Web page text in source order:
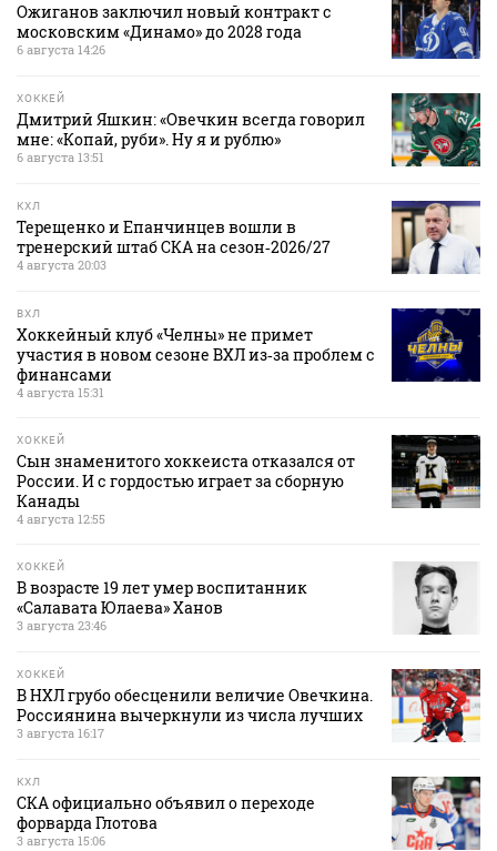
Ожиганов заключил новый контракт с
московским «Динамо» до 2028 года
6 августа 14:26
ХОККЕЙ
Дмитрий Яшкин: «Овечкин всегда говорил
мне: «Копай, руби». Ну я и рублю»
6 августа 13:51
КХЛ
Терещенко и Епанчинцев вошли в
тренерский штаб СКА на сезон‑2026/27
4 августа 20:03
ВХЛ
Хоккейный клуб «Челны» не примет
участия в новом сезоне ВХЛ из‑за проблем с
финансами
4 августа 15:31
ХОККЕЙ
Сын знаменитого хоккеиста отказался от
России. И с гордостью играет за сборную
Канады
4 августа 12:55
ХОККЕЙ
В возрасте 19 лет умер воспитанник
«Салавата Юлаева» Ханов
3 августа 23:46
ХОККЕЙ
В НХЛ грубо обесценили величие Овечкина.
Россиянина вычеркнули из числа лучших
3 августа 16:17
КХЛ
СКА официально объявил о переходе
форварда Глотова
3 августа 15:06